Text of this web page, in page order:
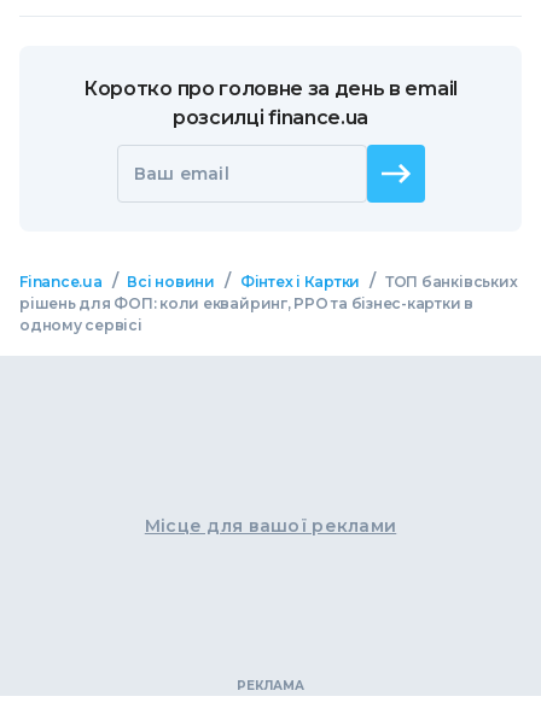
Коротко про головне за день в email
розсилці finance.ua
Ваш email
Finance.ua / Всі новини / Фінтех і Картки / ТОП банківських
рішень для ФОП: коли еквайринг, РРО та бізнес-картки в
одному сервісі
Місце для вашої реклами